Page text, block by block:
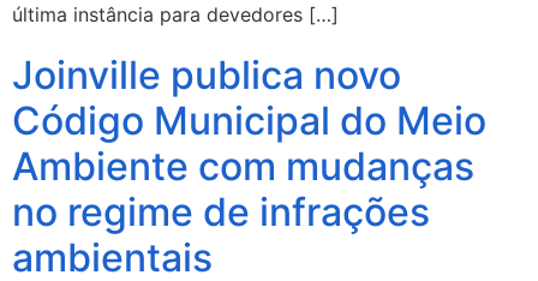
última instância para devedores […]
Joinville publica novo
Código Municipal do Meio
Ambiente com mudanças
no regime de infrações
ambientais